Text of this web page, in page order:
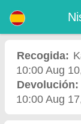
riesgo (sin exceso), kilometraje
de coches garantizados.
Recogida:
10:00 Aug
Devolución:
10:00 Aug